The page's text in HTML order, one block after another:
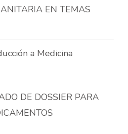
EN TEMAS
a Medicina
DE DOSSIER PARA